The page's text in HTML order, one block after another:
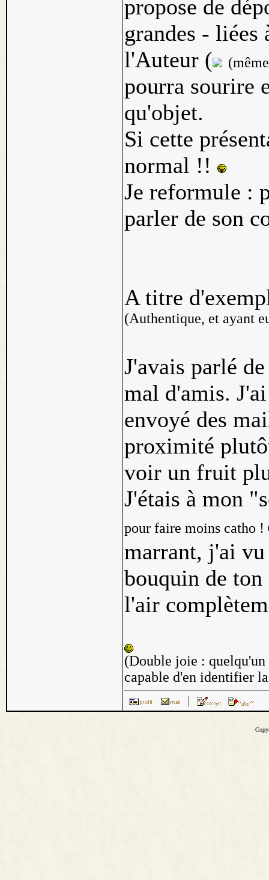
propose de
grandes - liées
l'Auteur (
pourra sourire
qu'objet.
Si cette
normal !!
Je reformule :
parler de son
A titre
(Authentique, et ayant
J'avais parlé
mal d'amis.
envoyé des
proximité
voir un fruit
J'étais à mon
pour faire moins catho !
marrant, j'ai
bouquin de
l'air
(Double joie :
capable d'en identifier